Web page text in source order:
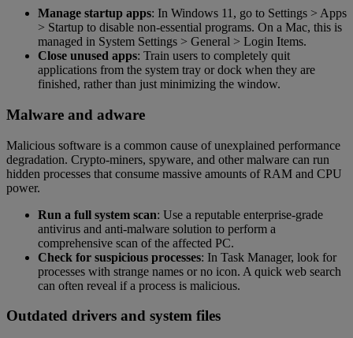
Manage startup apps: In Windows 11, go to Settings > Apps
> Startup to disable non-essential programs. On a Mac, this is
managed in System Settings > General > Login Items.
Close unused apps: Train users to completely quit
applications from the system tray or dock when they are
finished, rather than just minimizing the window.
Malware and adware
Malicious software is a common cause of unexplained performance
degradation. Crypto-miners, spyware, and other malware can run
hidden processes that consume massive amounts of RAM and CPU
power.
Run a full system scan: Use a reputable enterprise-grade
antivirus and anti-malware solution to perform a
comprehensive scan of the affected PC.
Check for suspicious processes: In Task Manager, look for
processes with strange names or no icon. A quick web search
can often reveal if a process is malicious.
Outdated drivers and system files